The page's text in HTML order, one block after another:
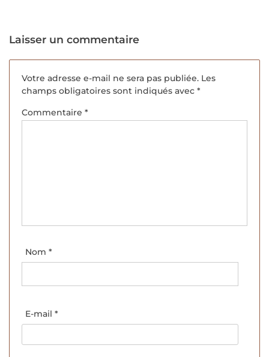
Laisser un commentaire
Votre adresse e-mail ne sera pas publiée. Les
champs obligatoires sont indiqués avec *
Commentaire *
Nom *
E-mail *